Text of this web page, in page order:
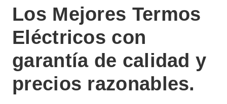
Los Mejores Termos
Eléctricos con
garantía de calidad y
precios razonables.